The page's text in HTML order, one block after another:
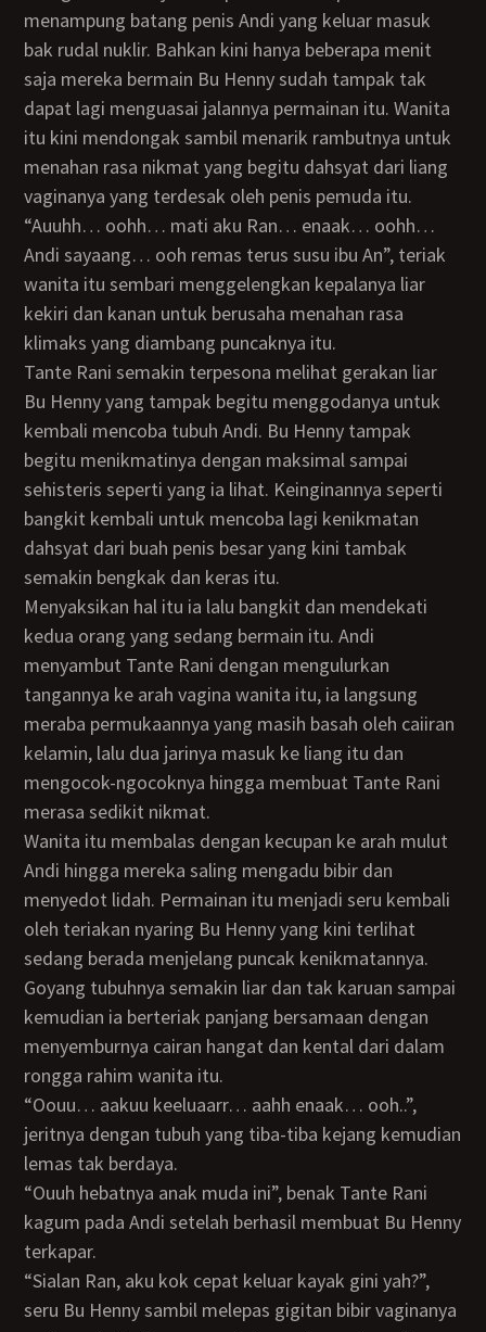
menampung batang penis Andi yang keluar masuk
bak rudal nuklir. Bahkan kini hanya beberapa menit
saja mereka bermain Bu Henny sudah tampak tak
dapat lagi menguasai jalannya permainan itu. Wanita
itu kini mendongak sambil menarik rambutnya untuk
menahan rasa nikmat yang begitu dahsyat dari liang
vaginanya yang terdesak oleh penis pemuda itu.
“Auuhh… oohh… mati aku Ran… enaak… oohh…
Andi sayaang… ooh remas terus susu ibu An”, teriak
wanita itu sembari menggelengkan kepalanya liar
kekiri dan kanan untuk berusaha menahan rasa
klimaks yang diambang puncaknya itu.
Tante Rani semakin terpesona melihat gerakan liar
Bu Henny yang tampak begitu menggodanya untuk
kembali mencoba tubuh Andi. Bu Henny tampak
begitu menikmatinya dengan maksimal sampai
sehisteris seperti yang ia lihat. Keinginannya seperti
bangkit kembali untuk mencoba lagi kenikmatan
dahsyat dari buah penis besar yang kini tambak
semakin bengkak dan keras itu.
Menyaksikan hal itu ia lalu bangkit dan mendekati
kedua orang yang sedang bermain itu. Andi
menyambut Tante Rani dengan mengulurkan
tangannya ke arah vagina wanita itu, ia langsung
meraba permukaannya yang masih basah oleh caiiran
kelamin, lalu dua jarinya masuk ke liang itu dan
mengocok-ngocoknya hingga membuat Tante Rani
merasa sedikit nikmat.
Wanita itu membalas dengan kecupan ke arah mulut
Andi hingga mereka saling mengadu bibir dan
menyedot lidah. Permainan itu menjadi seru kembali
oleh teriakan nyaring Bu Henny yang kini terlihat
sedang berada menjelang puncak kenikmatannya.
Goyang tubuhnya semakin liar dan tak karuan sampai
kemudian ia berteriak panjang bersamaan dengan
menyemburnya cairan hangat dan kental dari dalam
rongga rahim wanita itu.
“oouu… aakuu keeluaarr… aahh enaak… ooh..”,
jeritnya dengan tubuh yang tiba-tiba kejang kemudian
lemas tak berdaya.
“Ouuh hebatnya anak muda ini”, benak Tante Rani
kagum pada Andi setelah berhasil membuat Bu Henny
terkapar.
“Sialan Ran, aku kok cepat keluar kayak gini yah?”,
seru Bu Henny sambil melepas gigitan bibir vaginanya